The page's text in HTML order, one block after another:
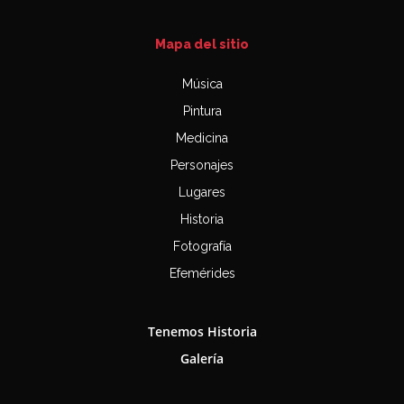
Mapa del sitio
Música
Pintura
Medicina
Personajes
Lugares
Historia
Fotografía
Efemérides
Tenemos Historia
Galería